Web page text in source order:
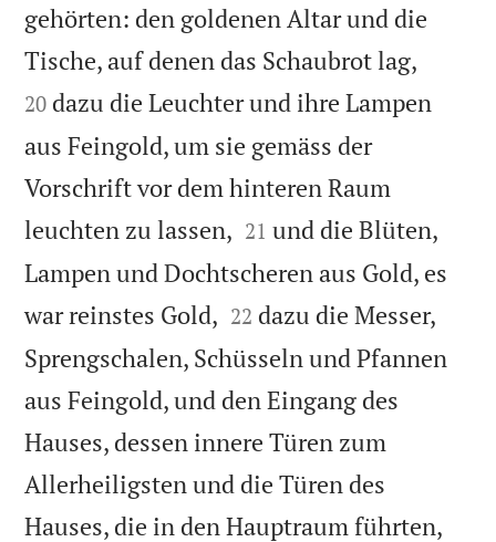
gehörten: den goldenen Altar und die
Tische, auf denen das Schaubrot lag,
20 dazu die Leuchter und ihre Lampen
aus Feingold, um sie gemäss der
Vorschrift vor dem hinteren Raum
leuchten zu lassen, 

21 und die Blüten,
Lampen und Dochtscheren aus Gold, es
war reinstes Gold, 

22 dazu die Messer,
Sprengschalen, Schüsseln und Pfannen
aus Feingold, und den Eingang des
Hauses, dessen innere Türen zum
Allerheiligsten und die Türen des
Hauses, die in den Hauptraum führten,